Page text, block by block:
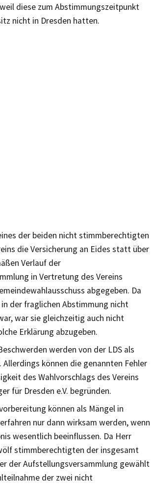
diese zum Abstimmungszeitpunkt
nicht in Dresden hatten.
der beiden nicht stimmberechtigten
die Versicherung an Eides statt über
Verlauf der
in Vertretung des Vereins
abgegeben. Da
der fraglichen Abstimmung nicht
war sie gleichzeitig auch nicht
Erklärung abzugeben.
werden von der LDS als
können die genannten Fehler
des Wahlvorschlags des Vereins
für Dresden e.V. begründen.
können als Mängel in
nur dann wirksam werden, wenn
wesentlich beeinflussen. Da Herr
stimmberechtigten der insgesamt
der Aufstellungsversammlung gewählt
der zwei nicht